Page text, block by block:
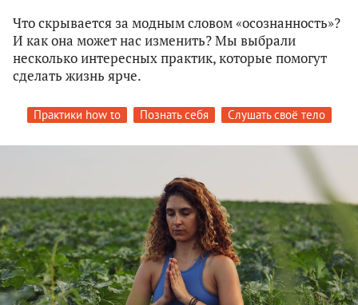
Что скрывается за модным словом «осознанность»?
И как она может нас изменить? Мы выбрали
несколько интересных практик, которые помогут
сделать жизнь ярче.
Практики how to Познать себя Слушать своё тело